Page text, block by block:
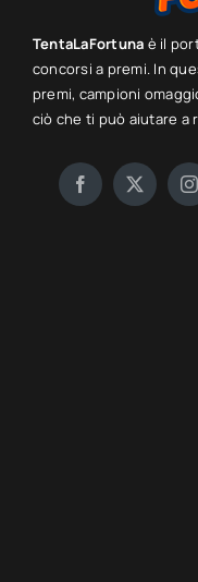
TentaLaFortuna è il
concorsi a premi. In
premi, campioni
ciò che ti può aiutare a